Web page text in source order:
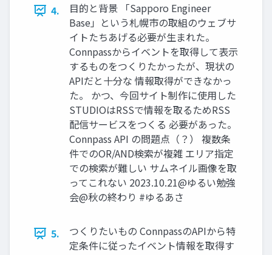
4.
目的と背景 「Sapporo Engineer
Base」という札幌市の取組のウェブサ
イトたちあげる必要が生まれた。
Connpassからイベントを取得して表示
するものをつくりたかったが、現状の
APIだと十分な 情報取得ができなかっ
た。 かつ、今回サイト制作に使用した
STUDIOはRSSで情報を取るためRSS
配信サービスをつくる 必要があった。
Connpass API の問題点（？） 複数条
件でのOR/AND検索が複雑 エリア指定
での検索が難しい サムネイル画像を取
ってこれない 2023.10.21@ゆるい勉強
会@秋の終わり #ゆるあさ
5.
つくりたいもの ConnpassのAPIから特
定条件に従ったイベント情報を取得す